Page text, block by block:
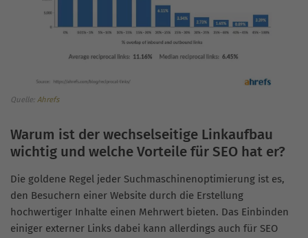
Quelle: Ahrefs
Warum ist der wechselseitige Linkaufbau
wichtig und welche Vorteile für SEO hat er?
Die goldene Regel jeder Suchmaschinenoptimierung ist es,
den Besuchern einer Website durch die Erstellung
hochwertiger Inhalte einen Mehrwert bieten. Das Einbinden
einiger externer Links dabei kann allerdings auch für SEO